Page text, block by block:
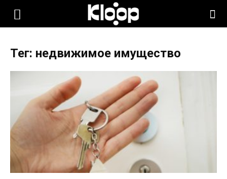
KLOOP.KG
Новости
Кыргызстана
Тег: недвижимое имущество